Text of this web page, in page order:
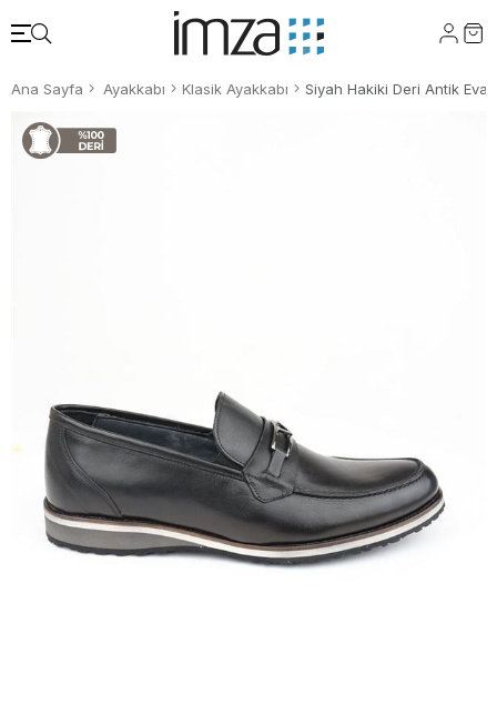
Ana Sayfa Ayakkabı Klasik Ayakkabı